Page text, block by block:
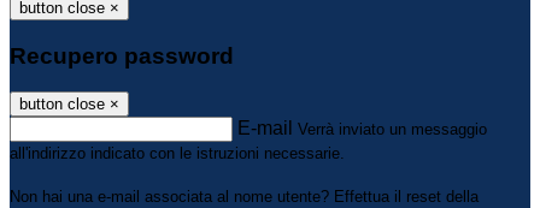
button close ×
Recupero password
button close ×
E-mail Verrà inviato un messaggio
all'indirizzo indicato con le istruzioni necessarie.
Non hai una e-mail associata al nome utente? Effettua il reset della